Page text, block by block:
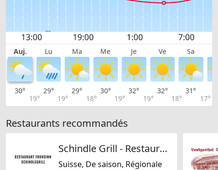
Auj. Lu Ma Me Je Ve Sa
30°
19°
29°
19°
29°
18°
30°
19°
32°
19°
32°
18°
31°
17°
Restaurants recommandés
Schindle Grill - Restaurant Frohsinn
Suisse, De saison, Régionale